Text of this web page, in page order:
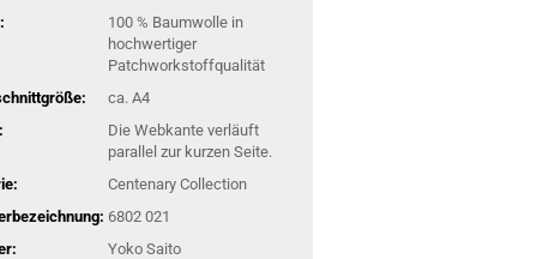
100 % Baumwolle in
hochwertiger
Patchworkstoffqualität
ca. A4
Die Webkante verläuft
parallel zur kurzen Seite.
Centenary Collection
6802 021
Yoko Saito